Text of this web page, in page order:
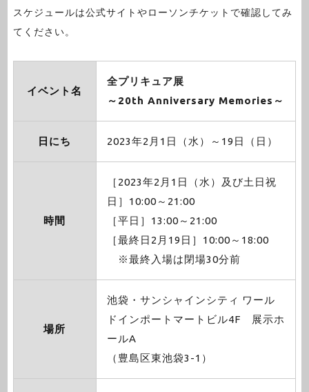
スケジュールは公式サイトやローソンチケットで確認してみ
てください。
イベント名
全プリキュア展
～20th Anniversary Memories～
日にち 2023年2月1日（水）～19日（日）
時間
［2023年2月1日（水）及び土日祝
日］10:00～21:00
［平日］13:00～21:00
［最終日2月19日］10:00～18:00
※最終入場は閉場30分前
場所
池袋・サンシャインシティ ワール
ドインポートマートビル4F 展示ホ
ールA
（豊島区東池袋3-1）